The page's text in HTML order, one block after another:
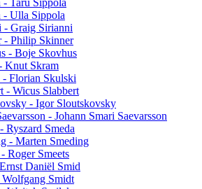
- Taru Sippola
- Ulla Sippola
- Graig Sirianni
- Philip Skinner
- Boje Skovhus
Knut Skram
- Florian Skulski
- Wicus Slabbert
- Igor Sloutskovsky
- Johann Smari Saevarsson
Ryszard Smeda
- Marten Smeding
- Roger Smeets
Daniël Smid
Wolfgang Smidt